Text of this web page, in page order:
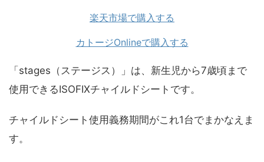
楽天市場で購入する
カトージOnlineで購入する
「stages（ステージス）」は、新生児から7歳頃まで
使用できるISOFIXチャイルドシートです。
チャイルドシート使用義務期間がこれ1台でまかなえま
す。